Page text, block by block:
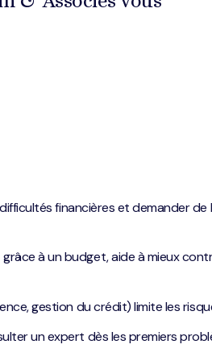
financières et demander de
à un budget, aide à mieux
gestion du crédit) limite les
un expert dès les premiers